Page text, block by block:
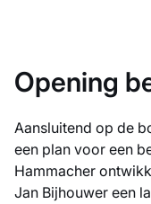
Opening
Aansluitend op de
een plan voor een
Hammacher
Jan Bijhouwer een